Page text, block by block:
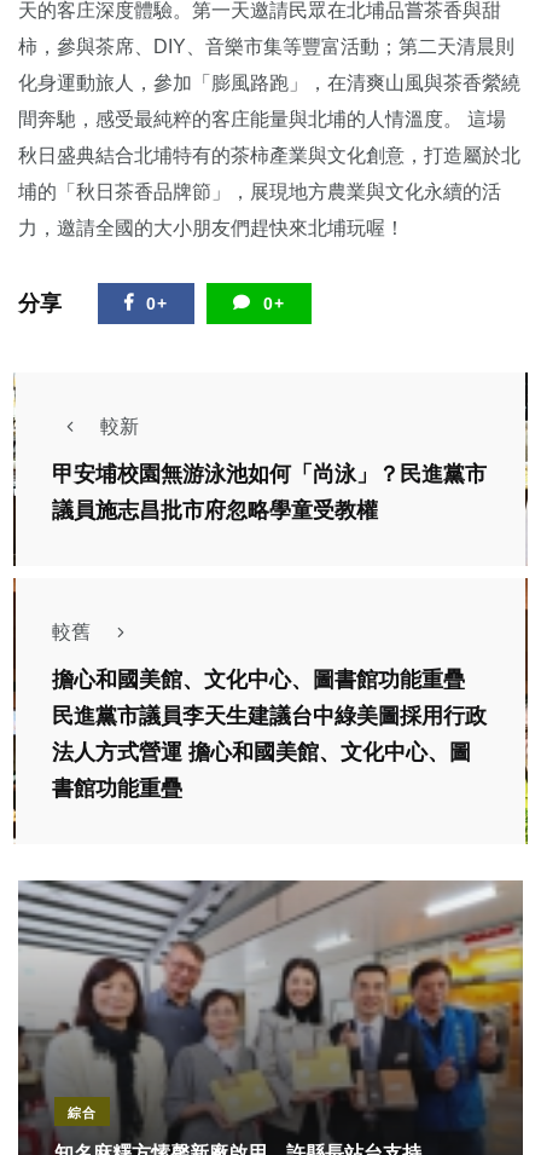
天的客庄深度體驗。第一天邀請民眾在北埔品嘗茶香與甜
柿，參與茶席、DIY、音樂市集等豐富活動；第二天清晨則
化身運動旅人，參加「膨風路跑」，在清爽山風與茶香縈繞
間奔馳，感受最純粹的客庄能量與北埔的人情溫度。 這場
秋日盛典結合北埔特有的茶柿產業與文化創意，打造屬於北
埔的「秋日茶香品牌節」，展現地方農業與文化永續的活
力，邀請全國的大小朋友們趕快來北埔玩喔！
分享 0+ 0+
較新
甲安埔校園無游泳池如何「尚泳」？民進黨市
議員施志昌批市府忽略學童受教權
較舊
擔心和國美館、文化中心、圖書館功能重疊
民進黨市議員李天生建議台中綠美圖採用行政
法人方式營運 擔心和國美館、文化中心、圖
書館功能重疊
綜合